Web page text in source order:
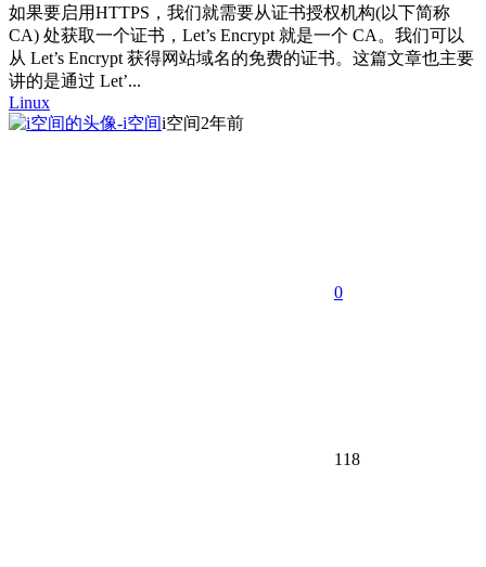
如果要启用HTTPS，我们就需要从证书授权机构(以下简称
CA) 处获取一个证书，Let’s Encrypt 就是一个 CA。我们可以
从 Let’s Encrypt 获得网站域名的免费的证书。这篇文章也主要
讲的是通过 Let’...
Linux
i空间2年前
0
118